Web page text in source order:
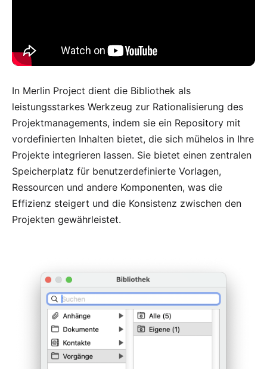
In Merlin Project dient die Bibliothek als
leistungsstarkes Werkzeug zur Rationalisierung des
Projektmanagements, indem sie ein Repository mit
vordefinierten Inhalten bietet, die sich mühelos in Ihre
Projekte integrieren lassen. Sie bietet einen zentralen
Speicherplatz für benutzerdefinierte Vorlagen,
Ressourcen und andere Komponenten, was die
Effizienz steigert und die Konsistenz zwischen den
Projekten gewährleistet.